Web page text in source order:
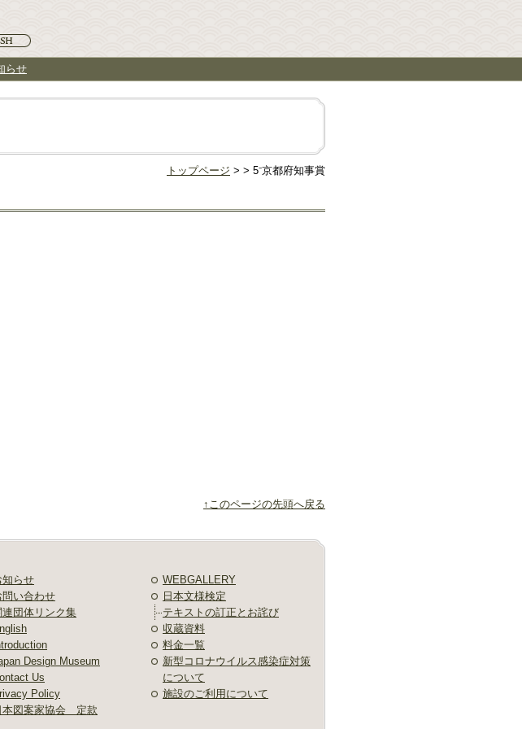
トップページ > > 5⁻京都府知事賞
↑このページの先頭へ戻る
らせ
知らせ
問い合わせ
連団体リンク集
Design Museum
Us
Policy
WEBGALLERY
日本文様検定
テキストの訂正とお詫び
収蔵資料
料金一覧
新型コロナウイルス感染症対策
について
施設のご利用について
本図案家協会 定款